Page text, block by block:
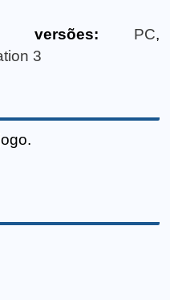
versões:
PC,
3